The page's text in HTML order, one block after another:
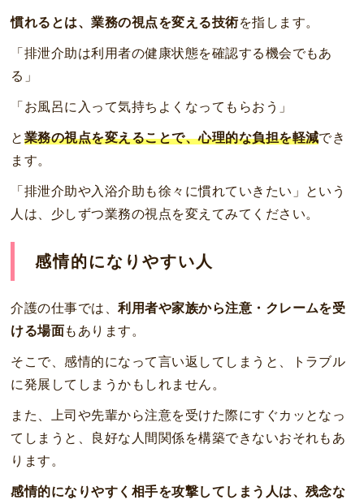
慣れるとは、業務の視点を変える技術を指します。
「排泄介助は利用者の健康状態を確認する機会でもあ
る」
「お風呂に入って気持ちよくなってもらおう」
と 業務の視点を変えることで、心理的な負担を軽減でき
ます。
「排泄介助や入浴介助も徐々に慣れていきたい」という
人は、少しずつ業務の視点を変えてみてください。
感情的になりやすい人
介護の仕事では、利用者や家族から注意・クレームを受
ける場面もあります。
そこで、感情的になって言い返してしまうと、トラブル
に発展してしまうかもしれません。
また、上司や先輩から注意を受けた際にすぐカッとなっ
てしまうと、良好な人間関係を構築できないおそれもあ
ります。
感情的になりやすく相手を攻撃してしまう人は、残念な